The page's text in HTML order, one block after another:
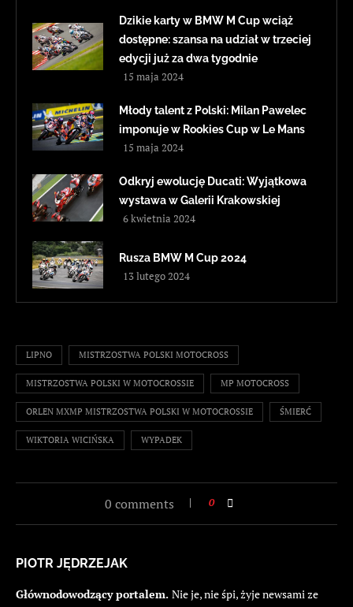
Dzikie karty w BMW M Cup wciąż
dostępne: szansa na udział w trzeciej
edycji już za dwa tygodnie
15 maja 2024
Młody talent z Polski: Milan Pawelec
imponuje w Rookies Cup w Le Mans
15 maja 2024
Odkryj ewolucję Ducati: Wyjątkowa
wystawa w Galerii Krakowskiej
6 kwietnia 2024
Rusza BMW M Cup 2024
13 lutego 2024
LIPNO MISTRZOSTWA POLSKI MOTOCROSS
MISTRZOSTWA POLSKI W MOTOCROSSIE MP MOTOCROSS
ORLEN MXMP MISTRZOSTWA POLSKI W MOTOCROSSIE ŚMIERĆ
WIKTORIA WICIŃSKA WYPADEK
0 comments 0
PIOTR JĘDRZEJAK
Głównodowodzący portalem. Nie je, nie śpi, żyje newsami ze